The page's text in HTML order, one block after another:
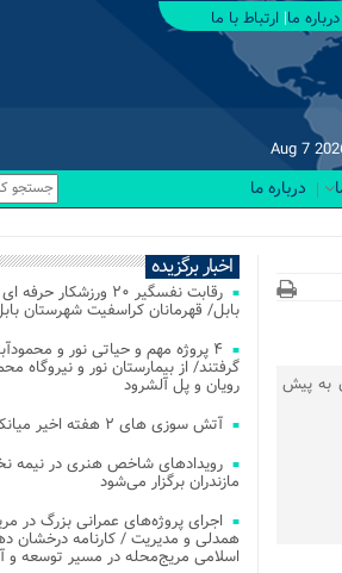
درباره ما ارتباط با ما
Aug 7
درباره ما
به پیش
اخبار برگزیده
بابل/ قهرمانان کراسفیت شهرستان
۴ پروژه مهم و حیاتی نور و
گرفتند/ از بیمارستان نور و نیروگاه
رویان و پل آلشرود
آتش‌ سوزی‌ های ۲ هفته اخیر میانکاله عمدی بود
مازندران برگزار می‌شود
اجرای پروژه‌های عمرانی بزرگ در
همدلی و مدیریت / کارنامه درخشان
اسلامی مریج‌محله در مسیر توسعه و